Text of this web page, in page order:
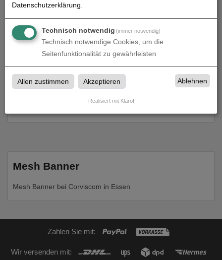
Mesh Banner | individuelle Größe | einseitig
Mesh Banner
Mesh Banner bei Corviscom in Essen
Zahlen Sie mit:
Wir versenden mit:
Datenschutzerklärung
Technisch notwendig (immer notwendig)
Technisch notwendige Cookies, um die
Seitenfunktionalität zu gewährleisten
Allen zustimmen Akzeptieren Ablehnen
Realisiert mit Klaro!